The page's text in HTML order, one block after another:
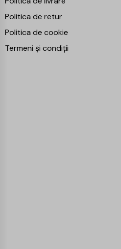
Politica de retur
Politica de cookie
Termeni și condiții